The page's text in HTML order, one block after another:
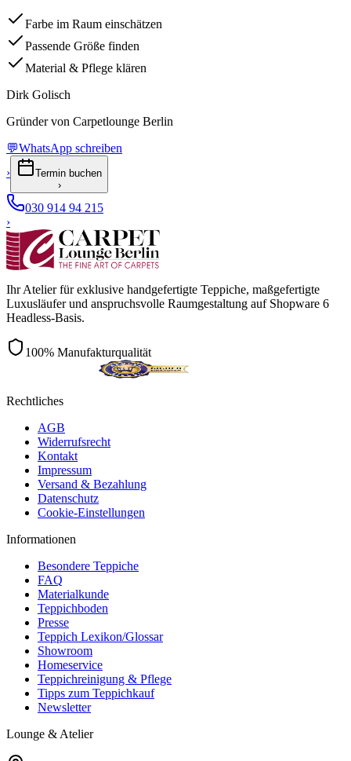
Farbe im Raum einschätzen
Passende Größe finden
Material & Pflege klären
Dirk Golisch
Gründer von Carpetlounge Berlin
💬WhatsApp schreiben
›
Termin buchen
›
030 914 94 215
›
Ihr Atelier für exklusive handgefertigte Teppiche, maßgefertigte
Luxusläufer und anspruchsvolle Raumgestaltung auf Shopware 6
Headless-Basis.
100% Manufakturqualität
Rechtliches
AGB
Widerrufsrecht
Kontakt
Impressum
Versand & Bezahlung
Datenschutz
Cookie-Einstellungen
Informationen
Besondere Teppiche
FAQ
Materialkunde
Teppichboden
Presse
Teppich Lexikon/Glossar
Showroom
Homeservice
Teppichreinigung & Pflege
Tipps zum Teppichkauf
Newsletter
Lounge & Atelier